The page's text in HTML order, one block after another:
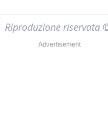
Riproduzione riservata